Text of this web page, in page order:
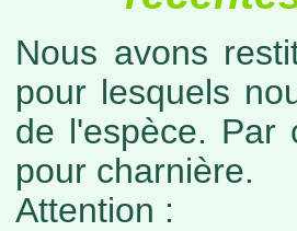
Nous avons
pour lesquels
de l'espèce. Par
pour charnière.
Attention :